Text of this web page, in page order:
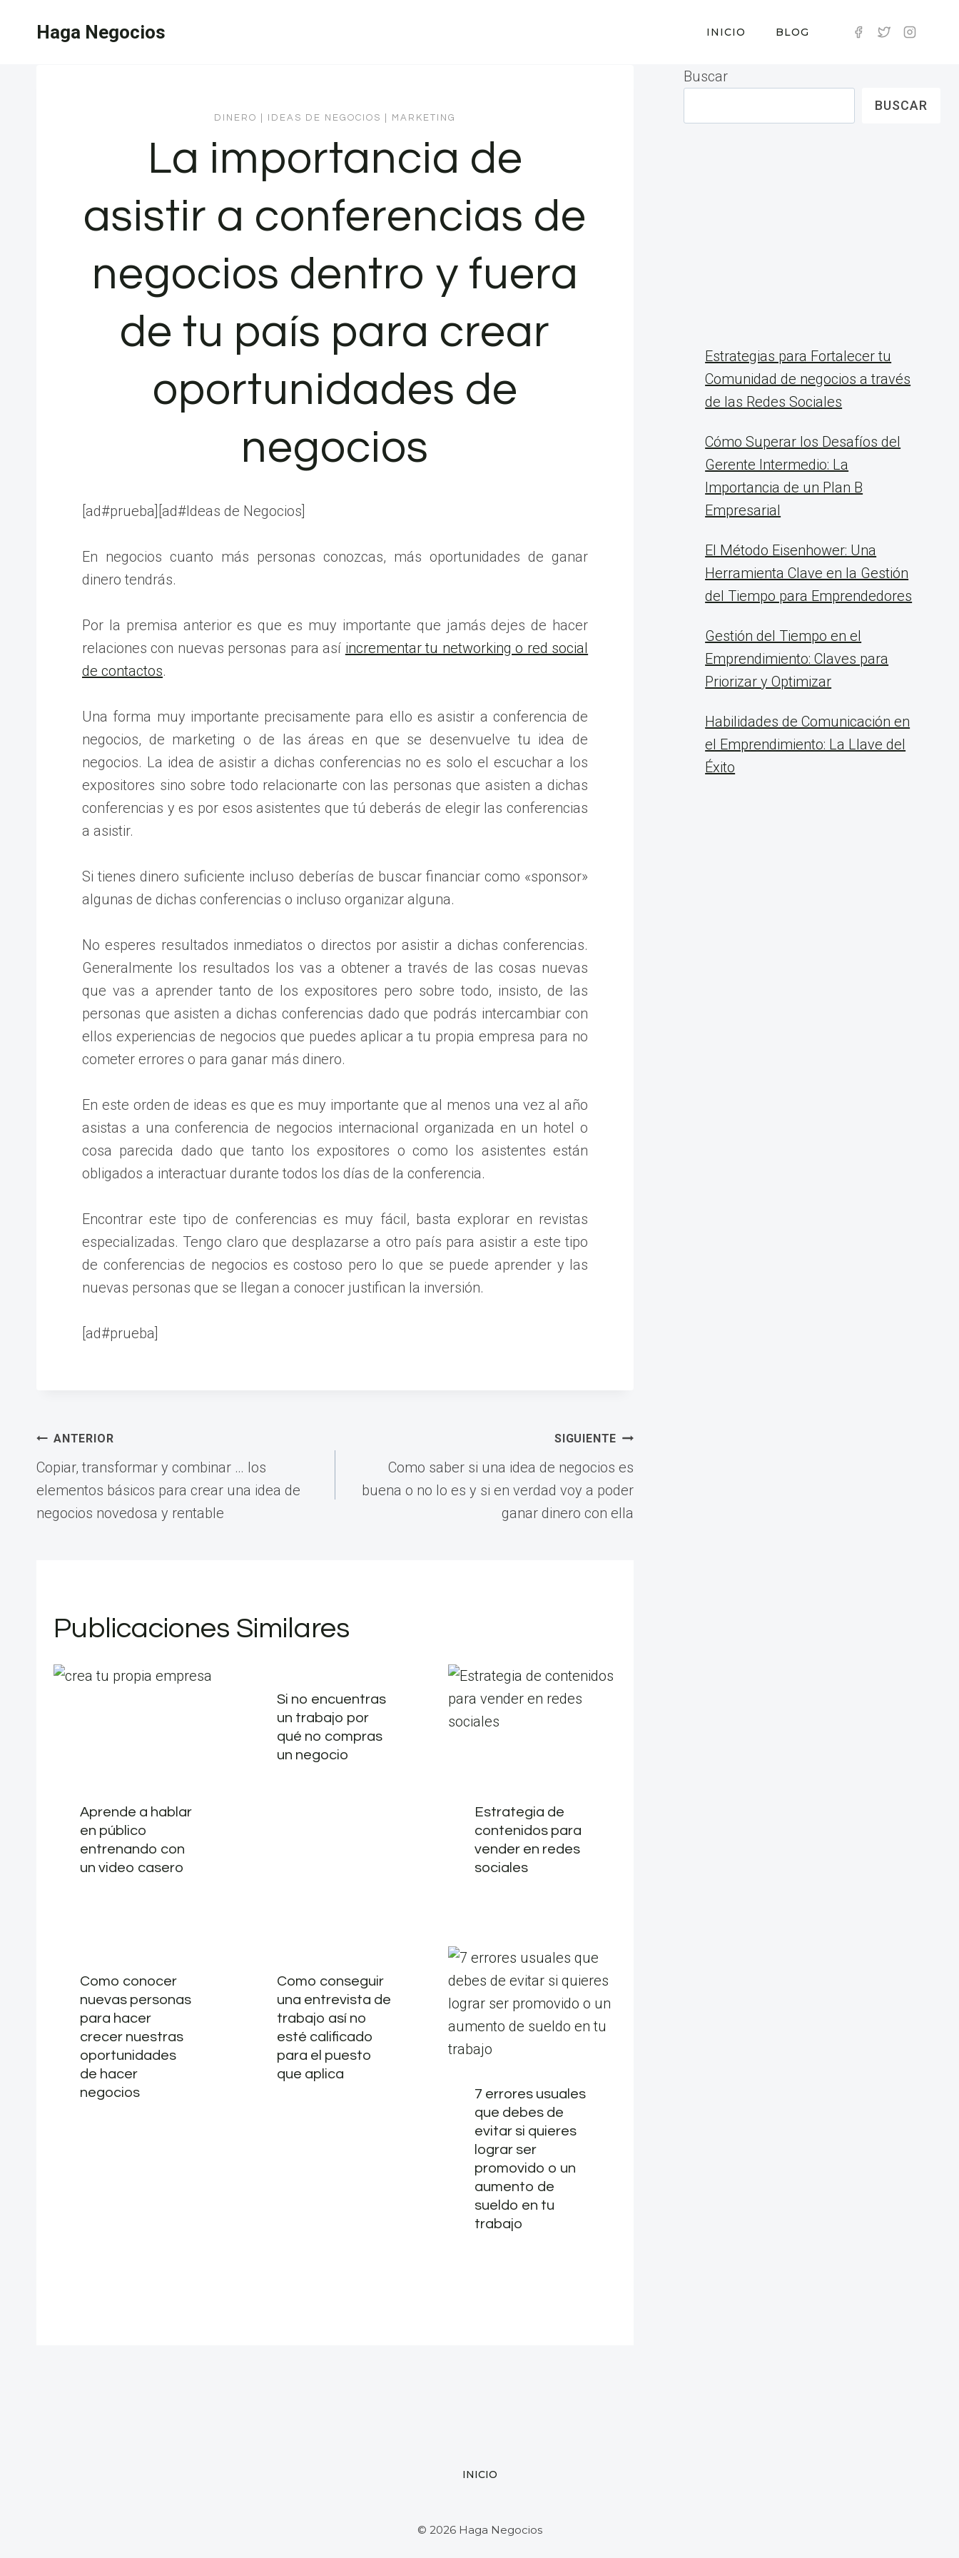
Haga Negocios INICIO BLOG
DINERO IDEAS DE NEGOCIOS MARKETING
La importancia de
asistir a conferencias de
negocios dentro y fuera
de tu país para crear
oportunidades de
negocios
[ad#prueba][ad#Ideas de Negocios]
En negocios cuanto más personas conozcas, más oportunidades de ganar
dinero tendrás.
Por la premisa anterior es que es muy importante que jamás dejes de hacer
relaciones con nuevas personas para así incrementar tu networking o red social
de contactos.
Una forma muy importante precisamente para ello es asistir a conferencia de
negocios, de marketing o de las áreas en que se desenvuelve tu idea de
negocios. La idea de asistir a dichas conferencias no es solo el escuchar a los
expositores sino sobre todo relacionarte con las personas que asisten a dichas
conferencias y es por esos asistentes que tú deberás de elegir las conferencias
a asistir.
Si tienes dinero suficiente incluso deberías de buscar financiar como «sponsor»
algunas de dichas conferencias o incluso organizar alguna.
No esperes resultados inmediatos o directos por asistir a dichas conferencias.
Generalmente los resultados los vas a obtener a través de las cosas nuevas
que vas a aprender tanto de los expositores pero sobre todo, insisto, de las
personas que asisten a dichas conferencias dado que podrás intercambiar con
ellos experiencias de negocios que puedes aplicar a tu propia empresa para no
cometer errores o para ganar más dinero.
En este orden de ideas es que es muy importante que al menos una vez al año
asistas a una conferencia de negocios internacional organizada en un hotel o
cosa parecida dado que tanto los expositores o como los asistentes están
obligados a interactuar durante todos los días de la conferencia.
Encontrar este tipo de conferencias es muy fácil, basta explorar en revistas
especializadas. Tengo claro que desplazarse a otro país para asistir a este tipo
de conferencias de negocios es costoso pero lo que se puede aprender y las
nuevas personas que se llegan a conocer justifican la inversión.
[ad#prueba]
Navegación
de
ANTERIOR
Copiar, transformar y combinar … los
elementos básicos para crear una idea de
negocios novedosa y rentable
SIGUIENTE
Como saber si una idea de negocios es
buena o no lo es y si en verdad voy a poder
ganar dinero con ella
Publicaciones Similares
Aprende a hablar
en público
entrenando con
un video casero
Si no encuentras
un trabajo por
qué no compras
un negocio
Estrategia de
contenidos para
vender en redes
sociales
Como conocer
nuevas personas
para hacer
crecer nuestras
oportunidades
de hacer
negocios
Como conseguir
una entrevista de
trabajo así no
esté calificado
para el puesto
que aplica
7 errores usuales
que debes de
evitar si quieres
lograr ser
promovido o un
aumento de
sueldo en tu
trabajo
Buscar
BUSCAR
Estrategias para Fortalecer tu
Comunidad de negocios a través
de las Redes Sociales
Cómo Superar los Desafíos del
Gerente Intermedio: La
Importancia de un Plan B
Empresarial
El Método Eisenhower: Una
Herramienta Clave en la Gestión
del Tiempo para Emprendedores
Gestión del Tiempo en el
Emprendimiento: Claves para
Priorizar y Optimizar
Habilidades de Comunicación en
el Emprendimiento: La Llave del
Éxito
INICIO
© 2026 Haga Negocios